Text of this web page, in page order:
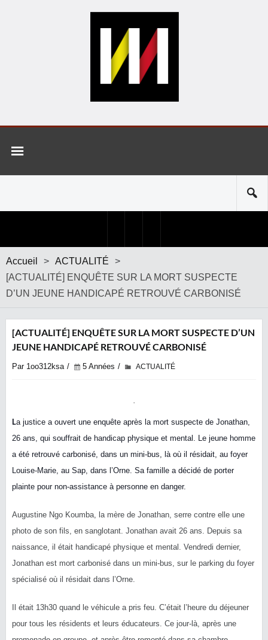
Accueil > ACTUALITÉ
>
[ACTUALITÉ] ENQUÊTE SUR LA MORT SUSPECTE
D’UN JEUNE HANDICAPÉ RETROUVÉ CARBONISÉ
[ACTUALITÉ] ENQUÊTE SUR LA MORT SUSPECTE D’UN
JEUNE HANDICAPÉ RETROUVÉ CARBONISÉ
Par 1oo312ksa 5 Années ACTUALITÉ
La justice a ouvert une enquête après la mort suspecte de Jonathan,
26 ans, qui souffrait de handicap physique et mental. Le jeune homme
a été retrouvé carbonisé, dans un mini-bus, là où il résidait, au foyer
Louise-Marie, au Sap, dans l’Orne. Sa famille a décidé de porter
plainte pour non-assistance à personne en danger.
Augustine Ngo Koumba, la mère de Jonathan, serre contre elle une
photo de son fils, en sanglotant. Jonathan avait 26 ans. Depuis sa
naissance, il était handicapé physique et mental. Vendredi dernier,
Jonathan est mort carbonisé dans un mini-bus, sur le parking du foyer
spécialisé où il résidait dans l’Orne.
Il était 13h30 quand le véhicule a pris feu. C’était l’heure du déjeuner
pour tous les résidents et leurs éducateurs. Ce jour-là, après une